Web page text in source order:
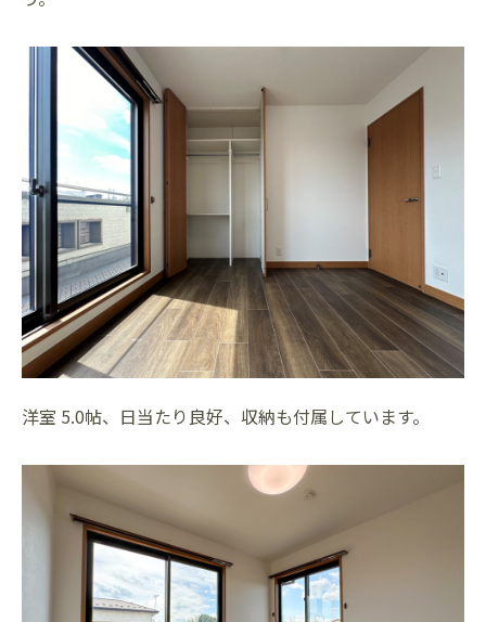
洋室 5.0帖、日当たり良好、収納も付属しています。